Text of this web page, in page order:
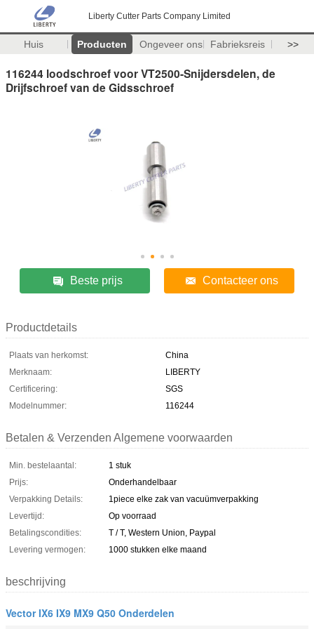
Liberty Cutter Parts Company Limited
Huis Producten Ongeveer ons Fabrieksreis >>
116244 loodschroef voor VT2500-Snijdersdelen, de
Drijfschroef van de Gidsschroef
Beste prijs Contacteer ons
Productdetails
Plaats van herkomst:
China
Merknaam:
LIBERTY
Certificering:
SGS
Modelnummer:
116244
Betalen & Verzenden Algemene voorwaarden
Min. bestelaantal:
1 stuk
Prijs:
Onderhandelbaar
Verpakking Details:
1piece elke zak van vacuümverpakking
Levertijd:
Op voorraad
Betalingscondities:
T / T, Western Union, Paypal
Levering vermogen:
1000 stukken elke maand
beschrijving
Vector IX6 IX9 MX9 Q50 Onderdelen